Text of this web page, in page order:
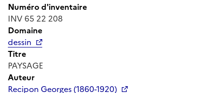
Numéro d'inventaire
INV 65 22 208
Domaine
dessin
Titre
PAYSAGE
Auteur
Recipon Georges (1860-1920)